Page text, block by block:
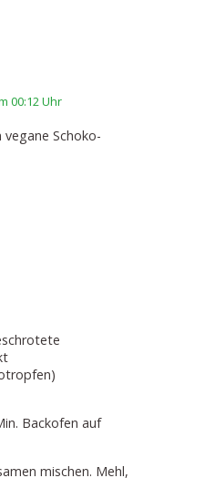
00:12 Uhr
Schoko-
Backofen auf
mischen. Mehl,